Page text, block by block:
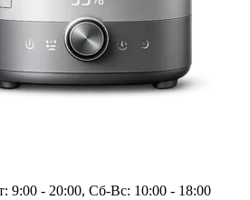
9:00 - 20:00, Сб-Вс: 10:00 - 18:00